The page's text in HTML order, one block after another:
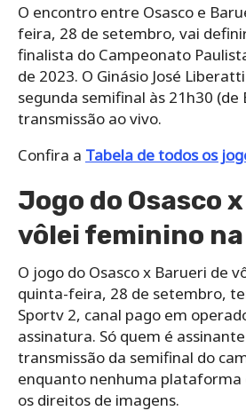
O encontro entre Osasco e
feira, 28 de setembro, vai
finalista do Campeonato
de 2023. O Ginásio José
segunda semifinal às 21h30 (de
transmissão ao vivo.
Confira a Tabela de todos os
Jogo do Osasco
vôlei feminino
O jogo do Osasco x Barueri de
quinta-feira, 28 de setembro,
Sportv 2, canal pago em
assinatura. Só quem é
transmissão da semifinal do
enquanto nenhuma
os direitos de imagens.